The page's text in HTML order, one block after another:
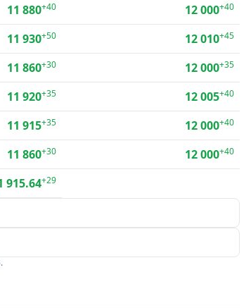
11 880+40 12 000+40
11 930+50 12 010+45
11 860+30 12 000+35
11 920+35 12 005+40
11 915+35 12 000+40
11 860+30 12 000+40
915.64+29